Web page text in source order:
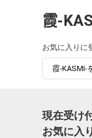
霞-
お気に入りに
霞-KASMI-
現在受け
お気に入